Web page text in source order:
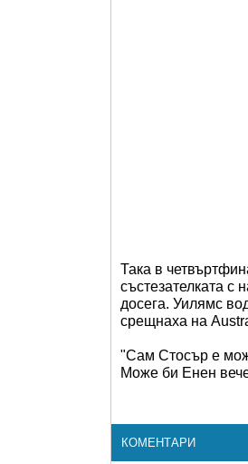
Така в
състезателката с
досега. Уилямс
срещнаха на
"Сам Стосър е
Може би Енен
КОМЕНТАРИ